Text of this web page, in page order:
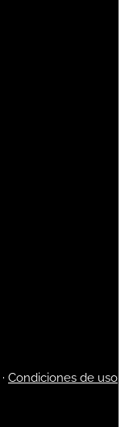
· Condiciones de uso